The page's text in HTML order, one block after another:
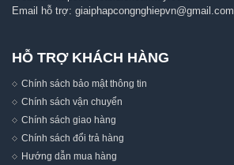
Email hỗ trợ: giaiphapcongnghiepvn@gmail.com
HỖ TRỢ KHÁCH HÀNG
Chính sách bảo mật thông tin
Chính sách vận chuyển
Chính sách giao hàng
Chính sách đổi trả hàng
Hướng dẫn mua hàng